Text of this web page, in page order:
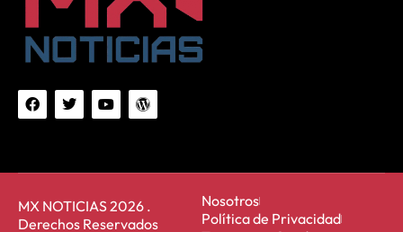
MX NOTICIAS 2026 .
Derechos Reservados
Nosotros
Política de Privacidad